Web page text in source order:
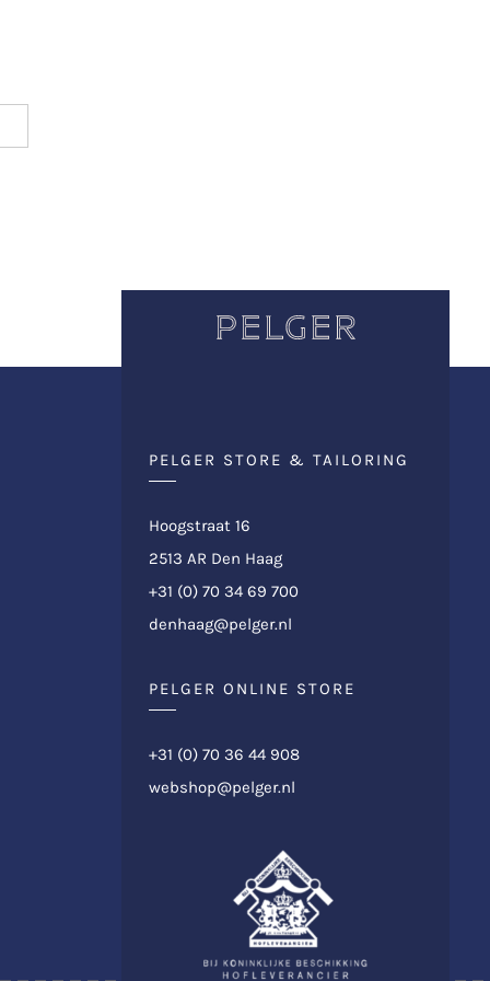
PELGER STORE & TAILORING
Hoogstraat 16
2513 AR Den Haag
+31 (0) 70 34 69 700
denhaag@pelger.nl
PELGER ONLINE STORE
+31 (0) 70 36 44 908
webshop@pelger.nl